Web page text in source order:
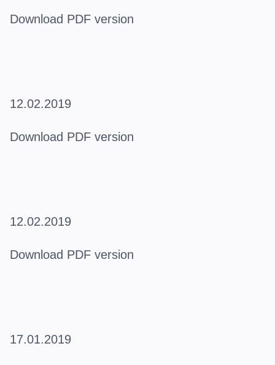
Download PDF version
12.02.2019
Download PDF version
12.02.2019
Download PDF version
17.01.2019